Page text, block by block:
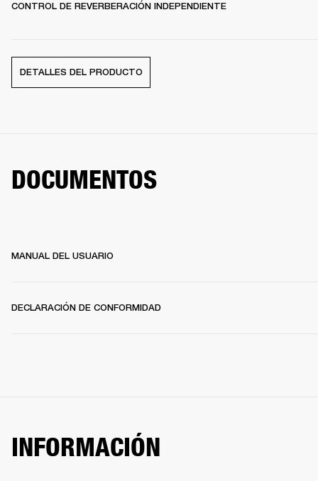
CONTROL DE REVERBERACIÓN INDEPENDIENTE
DETALLES DEL PRODUCTO
DOCUMENTOS
MANUAL DEL USUARIO
DECLARACIÓN DE CONFORMIDAD
INFORMACIÓN